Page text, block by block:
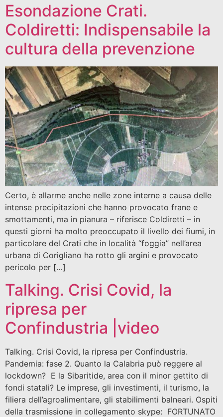
Esondazione Crati.
Coldiretti: Indispensabile la
cultura della prevenzione
Certo, è allarme anche nelle zone interne a causa delle
intense precipitazioni che hanno provocato frane e
smottamenti, ma in pianura – riferisce Coldiretti – in
questi giorni ha molto preoccupato il livello dei fiumi, in
particolare del Crati che in località “foggia” nell’area
urbana di Corigliano ha rotto gli argini e provocato
pericolo per […]
Talking. Crisi Covid, la
ripresa per
Confindustria |video
Talking. Crisi Covid, la ripresa per Confindustria.
Pandemia: fase 2. Quanto la Calabria può reggere al
lockdown? E la Sibaritide, area con il minor gettito di
fondi statali? Le imprese, gli investimenti, il turismo, la
filiera dell’agroalimentare, gli stabilimenti balneari. Ospiti
della trasmissione in collegamento skype: FORTUNATO